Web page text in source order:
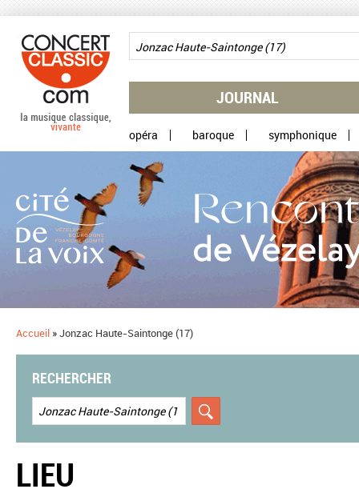
JOURNAL
opéra baroque symphonique
Accueil »Jonzac Haute-Saintonge (17)
RECHERCHER
LIEU